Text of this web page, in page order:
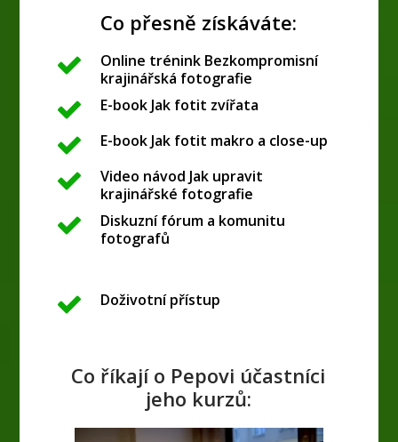
Co přesně získáváte:
Online trénink Bezkompromisní
krajinářská fotografie
E-book Jak fotit zvířata
E-book Jak fotit makro a close-up
Video návod Jak upravit
krajinářské fotografie
Diskuzní fórum a komunitu
fotografů
Doživotní přístup
Co říkají o Pepovi účastníci
jeho kurzů: